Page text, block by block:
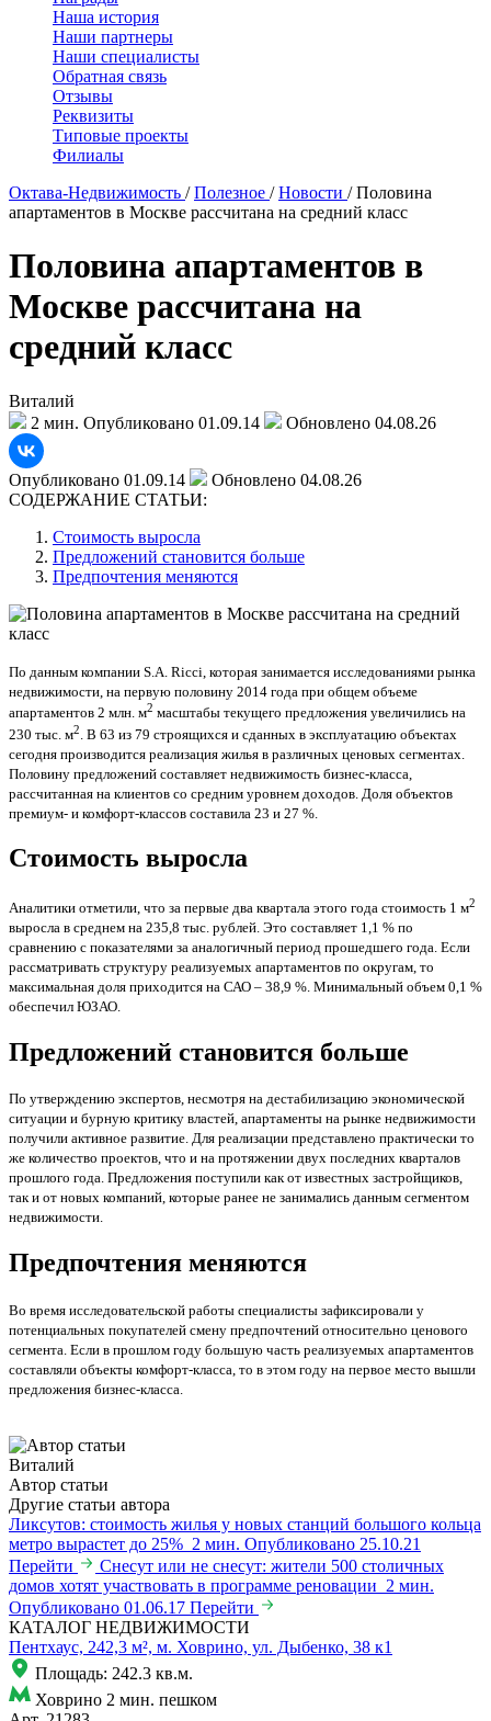
Наша история
Наши партнеры
Наши специалисты
Обратная связь
Отзывы
Реквизиты
Типовые проекты
Филиалы
Октава-Недвижимость / Полезное / Новости / Половина
апартаментов в Москве рассчитана на средний класс
Половина апартаментов в
Москве рассчитана на
средний класс
Виталий
2 мин. Опубликовано 01.09.14 Обновлено 04.08.26
Опубликовано 01.09.14
Обновлено 04.08.26
СОДЕРЖАНИЕ СТАТЬИ:
Стоимость выросла
Предложений становится больше
Предпочтения меняются
По данным компании S.A. Ricci, которая занимается исследованиями рынка
недвижимости, на первую половину 2014 года при общем объеме
апартаментов 2 млн. м2 масштабы текущего предложения увеличились на
230 тыс. м2 . В 63 из 79 строящихся и сданных в эксплуатацию объектах
сегодня производится реализация жилья в различных ценовых сегментах.
Половину предложений составляет недвижимость бизнес-класса,
рассчитанная на клиентов со средним уровнем доходов. Доля объектов
премиум- и комфорт-классов составила 23 и 27 %.
Стоимость выросла
Аналитики отметили, что за первые два квартала этого года стоимость 1 м2
выросла в среднем на 235,8 тыс. рублей. Это составляет 1,1 % по
сравнению с показателями за аналогичный период прошедшего года. Если
рассматривать структуру реализуемых апартаментов по округам, то
максимальная доля приходится на САО – 38,9 %. Минимальный объем 0,1 %
обеспечил ЮЗАО.
Предложений становится больше
По утверждению экспертов, несмотря на дестабилизацию экономической
ситуации и бурную критику властей, апартаменты на рынке недвижимости
получили активное развитие. Для реализации представлено практически то
же количество проектов, что и на протяжении двух последних кварталов
прошлого года. Предложения поступили как от известных застройщиков,
так и от новых компаний, которые ранее не занимались данным сегментом
недвижимости.
Предпочтения меняются
Во время исследовательской работы специалисты зафиксировали у
потенциальных покупателей смену предпочтений относительно ценового
сегмента. Если в прошлом году большую часть реализуемых апартаментов
составляли объекты комфорт-класса, то в этом году на первое место вышли
предложения бизнес-класса.
Виталий
Автор статьи
Другие статьи автора
Ликсутов: стоимость жилья у новых станций большого кольца
метро вырастет до 25% 2 мин. Опубликовано 25.10.21
Перейти
Снесут или не снесут: жители 500 столичных
домов хотят участвовать в программе реновации 2 мин.
Опубликовано 01.06.17 Перейти
КАТАЛОГ НЕДВИЖИМОСТИ
Пентхаус, 242,3 м², м. Ховрино, ул. Дыбенко, 38 к1
Площадь: 242.3 кв.м.
Ховрино 2 мин. пешком